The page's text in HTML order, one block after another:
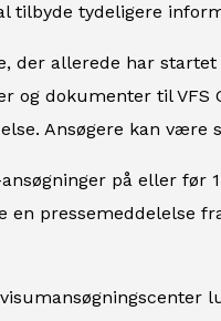
tilbyde tydeligere
der allerede har
og dokumenter til VFS
Ansøgere kan
på eller før
en pressemeddelelse